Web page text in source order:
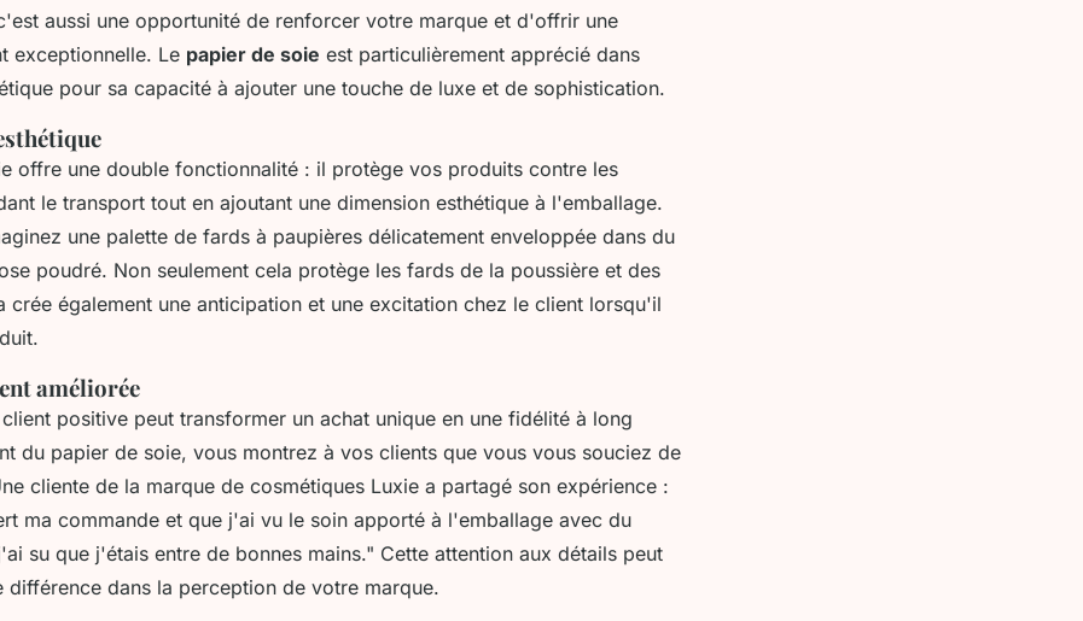
aussi une opportunité de renforcer votre marque et d'offrir une
exceptionnelle. Le papier de soie est particulièrement apprécié dans
pour sa capacité à ajouter une touche de luxe et de sophistication.
offre une double fonctionnalité : il protège vos produits contre les
le transport tout en ajoutant une dimension esthétique à l'emballage.
une palette de fards à paupières délicatement enveloppée dans du
poudré. Non seulement cela protège les fards de la poussière et des
crée également une anticipation et une excitation chez le client lorsqu'il
améliorée
positive peut transformer un achat unique en une fidélité à long
du papier de soie, vous montrez à vos clients que vous vous souciez de
cliente de la marque de cosmétiques Luxie a partagé son expérience :
ma commande et que j'ai vu le soin apporté à l'emballage avec du
su que j'étais entre de bonnes mains." Cette attention aux détails peut
différence dans la perception de votre marque.